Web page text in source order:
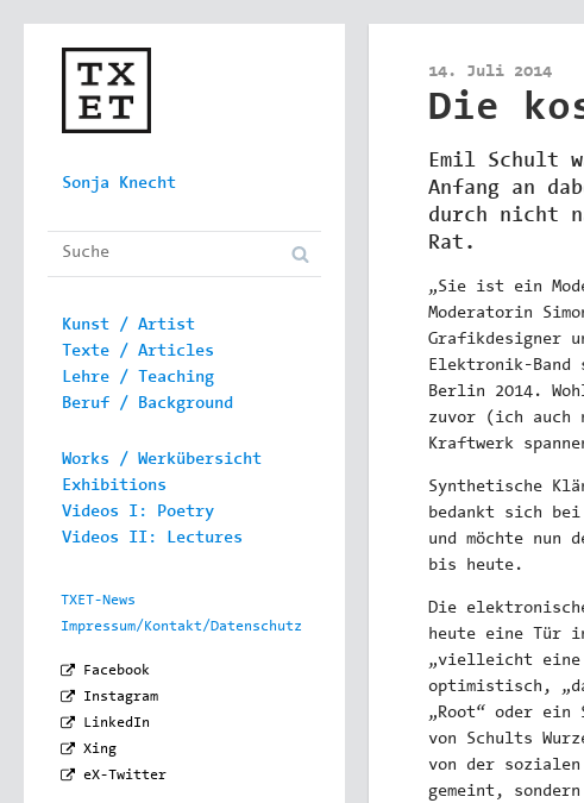
Skip to content
Sonja Knecht
Kunst / Artist
Texte / Articles
Lehre / Teaching
Beruf / Background
Works / Werkübersicht
Exhibitions
Videos I: Poetry
Videos II: Lectures
TXET-News
Impressum/Kontakt/Datenschutz
Facebook
Instagram
LinkedIn
Xing
eX-Twitter
14. Juli 2014
Die
Emil Schult
Anfang an
durch nicht
Rat.
„Sie ist ein
Moderatorin
Grafikdesigner
Elektronik-Band
Berlin 2014.
zuvor (ich auch
Kraftwerk
Synthetische
bedankt sich
und möchte nun
bis heute.
Die
heute eine Tür
„vielleicht eine
optimistisch,
„Root“ oder ein
von Schults
von der
gemeint,